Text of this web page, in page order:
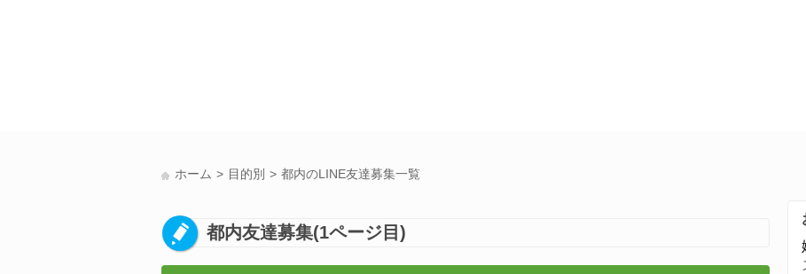
ホーム 目的別 都内のLINE友達募集一覧
都内友達募集(1ページ目)